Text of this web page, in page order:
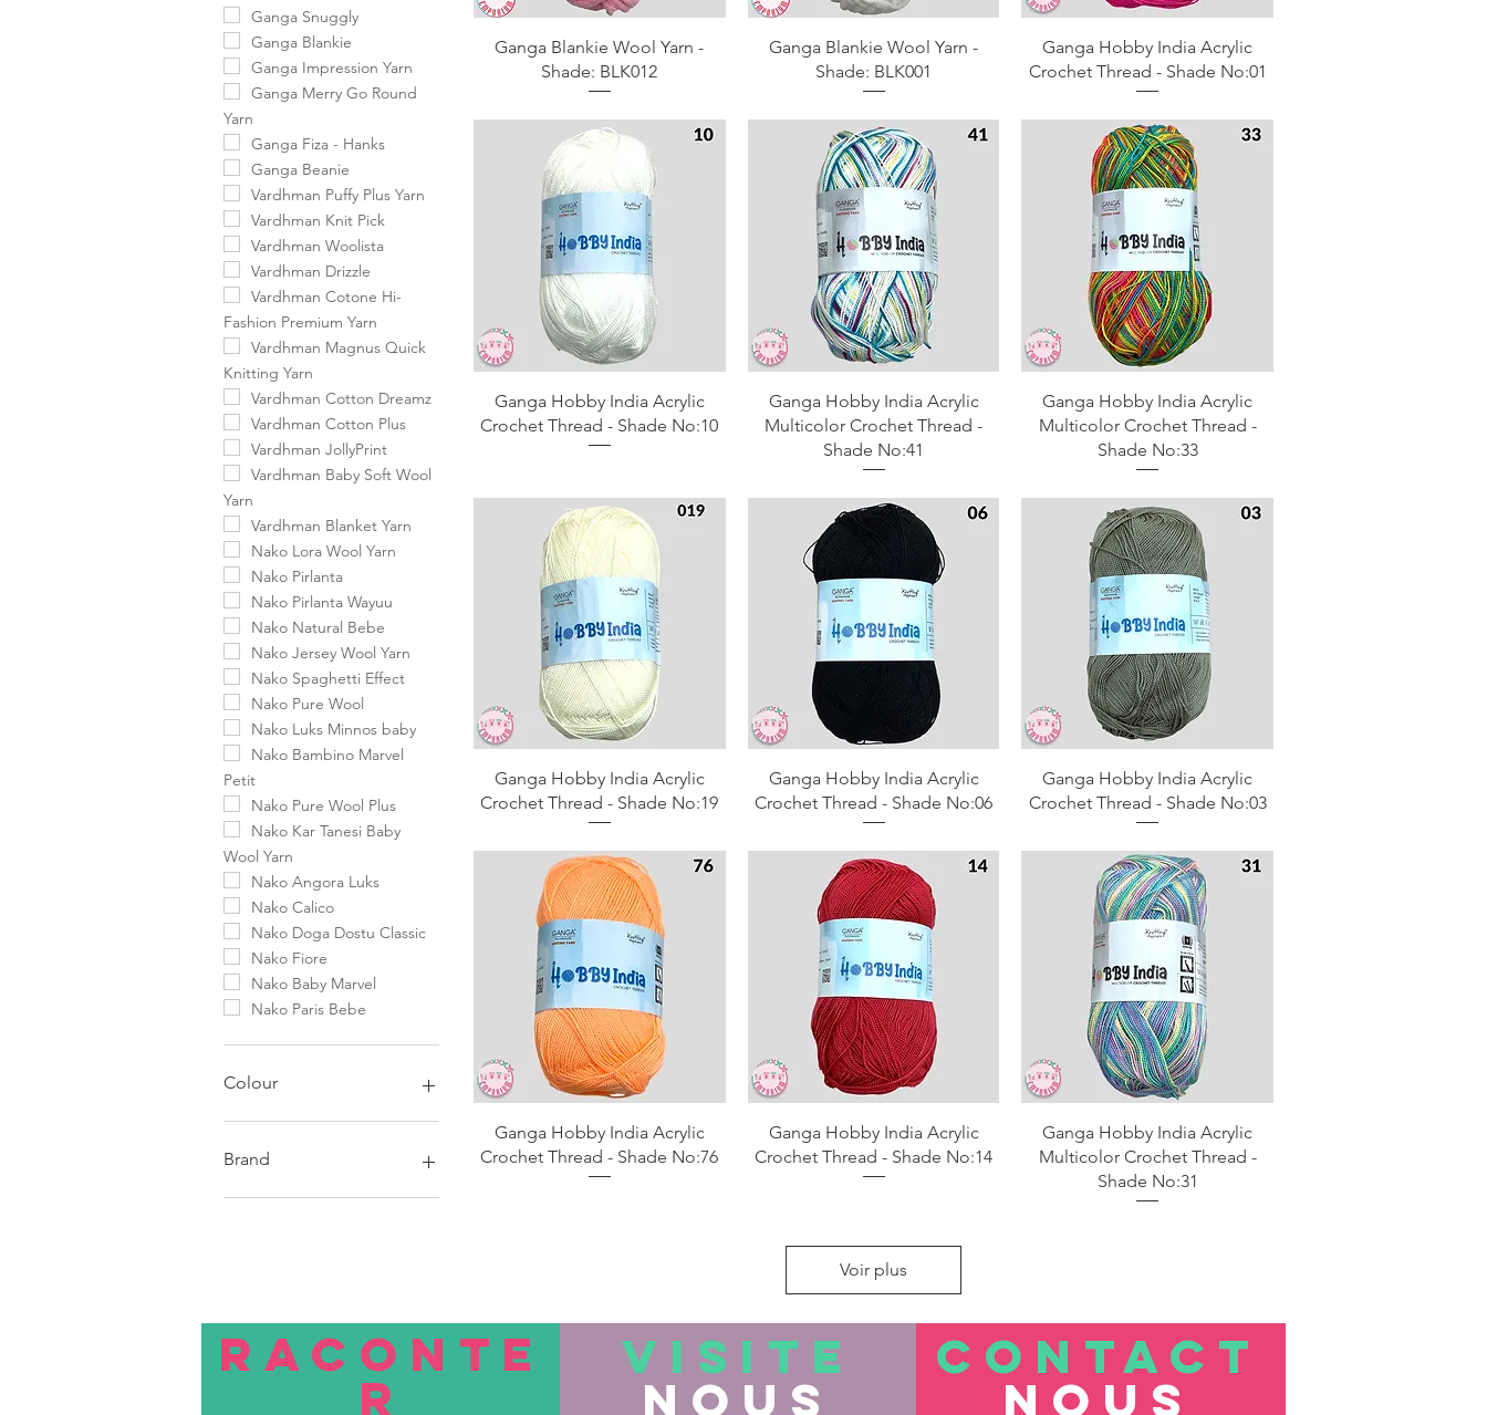
Ganga Snuggly
Ganga Blankie
Ganga Impression Yarn
Ganga Merry Go Round
Yarn
Ganga Fiza - Hanks
Ganga Beanie
Vardhman Puffy Plus Yarn
Vardhman Knit Pick
Vardhman Woolista
Vardhman Drizzle
Vardhman Cotone Hi-
Fashion Premium Yarn
Vardhman Magnus Quick
Knitting Yarn
Vardhman Cotton Dreamz
Vardhman Cotton Plus
Vardhman JollyPrint
Vardhman Baby Soft Wool
Yarn
Vardhman Blanket Yarn
Nako Lora Wool Yarn
Nako Pirlanta
Nako Pirlanta Wayuu
Nako Natural Bebe
Nako Jersey Wool Yarn
Nako Spaghetti Effect
Nako Pure Wool
Nako Luks Minnos baby
Nako Bambino Marvel
Petit
Nako Pure Wool Plus
Nako Kar Tanesi Baby
Wool Yarn
Nako Angora Luks
Nako Calico
Nako Doga Dostu Classic
Nako Fiore
Nako Baby Marvel
Nako Paris Bebe
Colour
Noir
blanc
marron
Pêche
Brand
Ancre
KnitPro
Aperçu rapide
Ganga Blankie Wool Yarn -
Shade: BLK012
Aperçu rapide
Ganga Blankie Wool Yarn -
Shade: BLK001
Aperçu rapide
Ganga Hobby India Acrylic
Crochet Thread - Shade No:01
Aperçu rapide
Ganga Hobby India Acrylic
Crochet Thread - Shade No:10
Aperçu rapide
Ganga Hobby India Acrylic
Multicolor Crochet Thread -
Shade No:41
Aperçu rapide
Ganga Hobby India Acrylic
Multicolor Crochet Thread -
Shade No:33
Aperçu rapide
Ganga Hobby India Acrylic
Crochet Thread - Shade No:19
Aperçu rapide
Ganga Hobby India Acrylic
Crochet Thread - Shade No:06
Aperçu rapide
Ganga Hobby India Acrylic
Crochet Thread - Shade No:03
Aperçu rapide
Ganga Hobby India Acrylic
Crochet Thread - Shade No:76
Aperçu rapide
Ganga Hobby India Acrylic
Crochet Thread - Shade No:14
Aperçu rapide
Ganga Hobby India Acrylic
Multicolor Crochet Thread -
Shade No:31
Voir plus
RACONTE
R
VISITE
nous
CONTACT
nous